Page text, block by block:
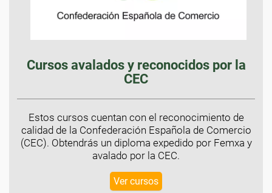
Cursos avalados y reconocidos por la
CEC
Estos cursos cuentan con el reconocimiento de
calidad de la Confederación Española de Comercio
(CEC). Obtendrás un diploma expedido por Femxa y
avalado por la CEC.
Ver cursos